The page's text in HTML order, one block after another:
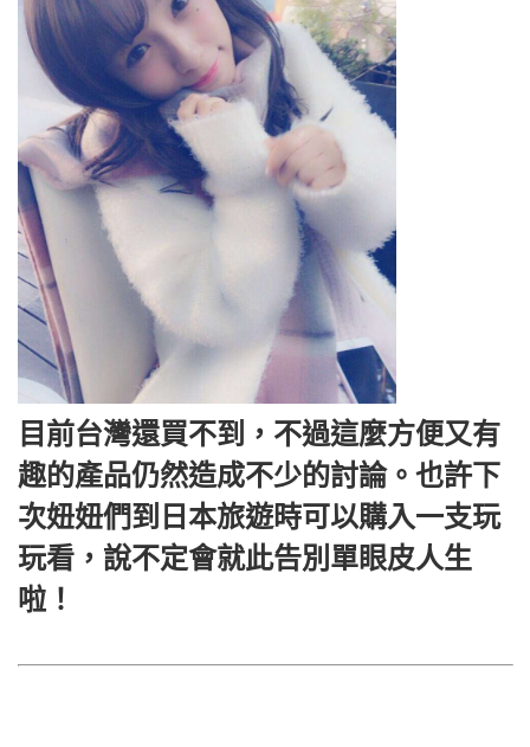
目前台灣還買不到，不過這麼方便又有
趣的產品仍然造成不少的討論。也許下
次妞妞們到日本旅遊時可以購入一支玩
玩看，說不定會就此告別單眼皮人生
啦！